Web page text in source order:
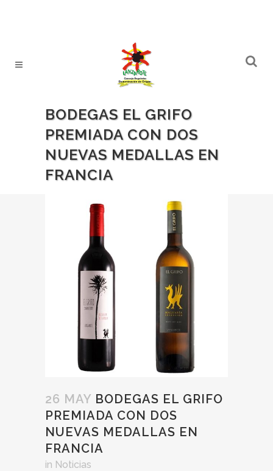
BODEGAS EL GRIFO
PREMIADA CON DOS
NUEVAS MEDALLAS EN
FRANCIA
26 MAY BODEGAS EL GRIFO
PREMIADA CON DOS
NUEVAS MEDALLAS EN
FRANCIA
in Noticias